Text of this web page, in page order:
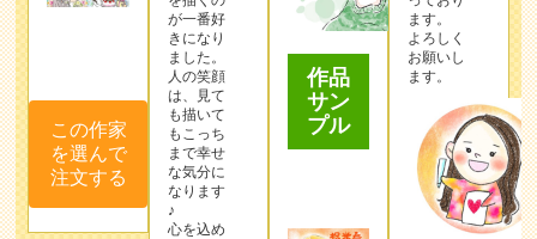
この作家
を選んで
注文する
が一番好
きになり
ました。
人の笑顔
は、見て
も描いて
もこっち
まで幸せ
な気分に
なります
♪
心を込め
作品
サン
プル
ます。
よろしく
お願いし
ます。